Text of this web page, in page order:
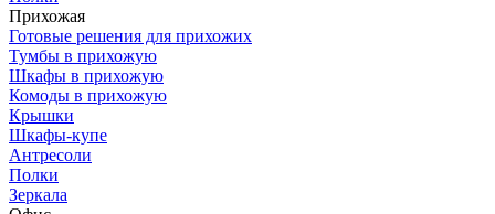
Прихожая
Готовые решения для прихожих
Тумбы в прихожую
Шкафы в прихожую
Комоды в прихожую
Крышки
Шкафы-купе
Антресоли
Полки
Зеркала